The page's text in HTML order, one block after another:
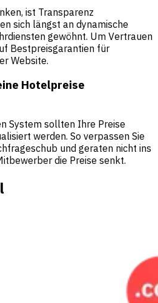
ist Transparenz
sich längst an dynamische
gewöhnt. Um Vertrauen
Bestpreisgarantien für
Website.
Hotelpreise
System sollten Ihre Preise
werden. So verpassen Sie
und geraten nicht ins
die Preise senkt.